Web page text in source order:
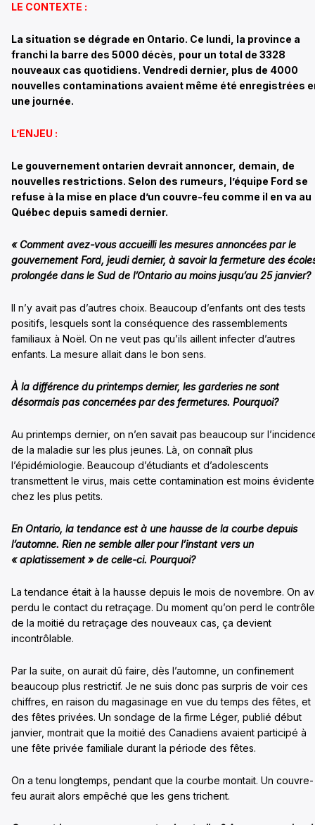
LE CONTEXTE :
La situation se dégrade en Ontario. Ce lundi, la province a
franchi la barre des 5000 décès, pour un total de 3328
nouveaux cas quotidiens. Vendredi dernier, plus de 4000
nouvelles contaminations avaient même été enregistrées
une journée.
L’ENJEU :
Le gouvernement ontarien devrait annoncer, demain, de
nouvelles restrictions. Selon des rumeurs, l’équipe Ford se
refuse à la mise en place d’un couvre-feu comme il en va au
Québec depuis samedi dernier.
« Comment avez-vous accueilli les mesures annoncées par le
gouvernement Ford, jeudi dernier, à savoir la fermeture des
prolongée dans le Sud de l’Ontario au moins jusqu’au 25 janvier?
Il n’y avait pas d’autres choix. Beaucoup d’enfants ont des tests
positifs, lesquels sont la conséquence des rassemblements
familiaux à Noël. On ne veut pas qu’ils aillent infecter d’autres
enfants. La mesure allait dans le bon sens.
À la différence du printemps dernier, les garderies ne sont
désormais pas concernées par des fermetures. Pourquoi?
Au printemps dernier, on n’en savait pas beaucoup sur
de la maladie sur les plus jeunes. Là, on connaît plus
l’épidémiologie. Beaucoup d’étudiants et d’adolescents
transmettent le virus, mais cette contamination est moins évidente
chez les plus petits.
En Ontario, la tendance est à une hausse de la courbe depuis
l’automne. Rien ne semble aller pour l’instant vers un
« aplatissement » de celle-ci. Pourquoi?
La tendance était à la hausse depuis le mois de novembre. On
perdu le contact du retraçage. Du moment qu’on perd le contrôle
de la moitié du retraçage des nouveaux cas, ça devient
incontrôlable.
Par la suite, on aurait dû faire, dès l’automne, un confinement
beaucoup plus restrictif. Je ne suis donc pas surpris de voir ces
chiffres, en raison du magasinage en vue du temps des fêtes, et
des fêtes privées. Un sondage de la firme Léger, publié début
janvier, montrait que la moitié des Canadiens avaient participé à
une fête privée familiale durant la période des fêtes.
On a tenu longtemps, pendant que la courbe montait. Un couvre-
feu aurait alors empêché que les gens trichent.